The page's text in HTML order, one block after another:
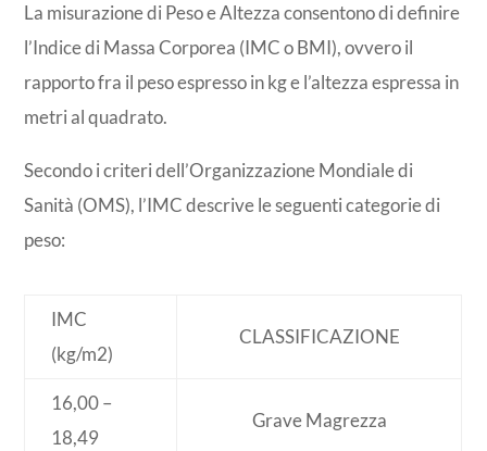
La misurazione di Peso e Altezza consentono di definire
l’Indice di Massa Corporea (IMC o BMI), ovvero il
rapporto fra il peso espresso in kg e l’altezza espressa in
metri al quadrato.
Secondo i criteri dell’Organizzazione Mondiale di
Sanità (OMS), l’IMC descrive le seguenti categorie di
peso:
IMC
(kg/m2)
CLASSIFICAZIONE
16,00 –
18,49
Grave Magrezza